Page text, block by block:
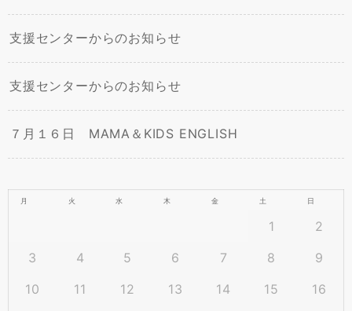
支援センターからのお知らせ
支援センターからのお知らせ
７月１６日 MAMA＆KIDS ENGLISH
月 火 水 木 金 土 日
1
2
3
4 5 6 7 8
9
10
11 12 13 14 15
16